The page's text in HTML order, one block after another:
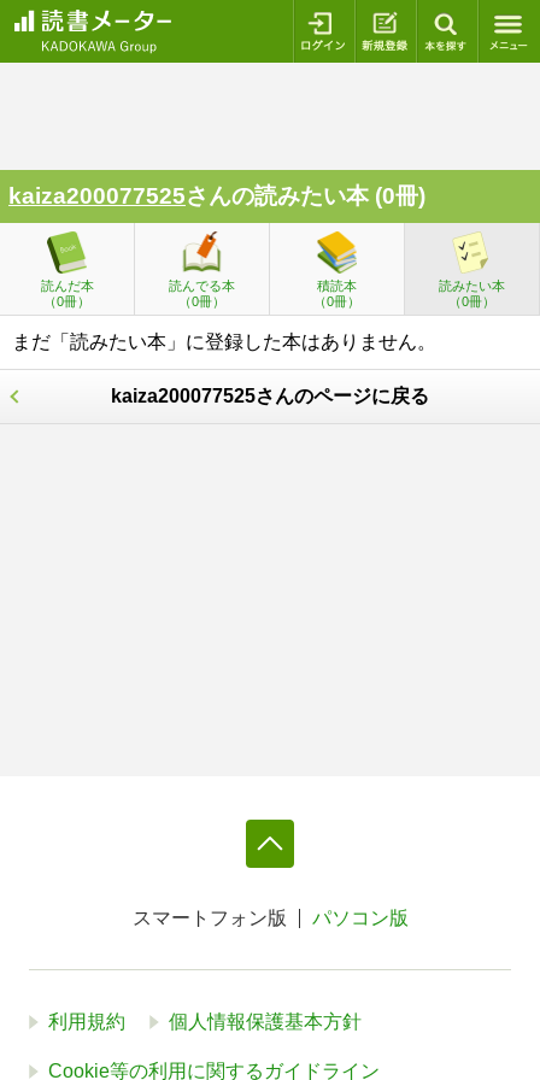
ログイン 新規登録
kaiza200077525さんの読みたい本 (0冊)
読んだ本
（0冊）
読んでる本
（0冊）
積読本
（0冊）
読みたい本
（0冊）
まだ「読みたい本」に登録した本はありません。
kaiza200077525さんのページに戻る
スマートフォン版 パソコン版
利用規約 個人情報保護基本方針
Cookie等の利用に関するガイドライン